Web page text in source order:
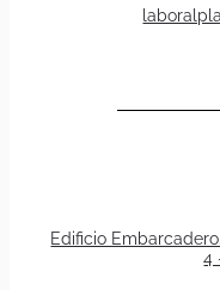
Edificio
4